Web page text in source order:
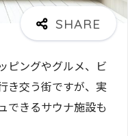
ピングやグルメ、ビ
き交う街ですが、実
できるサウナ施設も